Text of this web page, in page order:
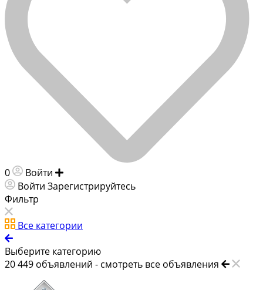
0 Войти
Войти Зарегистрируйтесь
Фильтр
Все категории
Выберите категорию
20 449 объявлений - смотреть все объявления